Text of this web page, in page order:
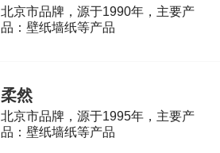
北京市品牌，源于1990年，主要产
品：壁纸墙纸等产品
柔然
北京市品牌，源于1995年，主要产
品：壁纸墙纸等产品